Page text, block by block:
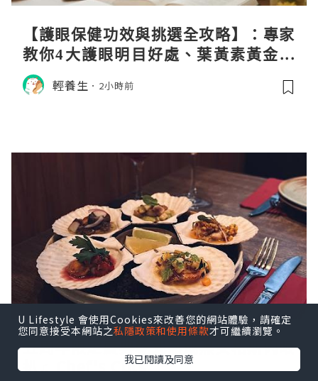
【護眼保健功效與挑選全攻略】：專家
教你4大護眼明目好處、葉黃素黃金比
例與挑選秘訣
輕養生 2小時前
五周年限定慶典乾式熟成黑安格斯肉眼
扒♫ Chef's Cuts
U Lifestyle 會使用Cookies來改善您的網站體驗，請確定
您同意接受本網站之私隱政策和使用條款才可繼續瀏覽。
我已閱讀及同意